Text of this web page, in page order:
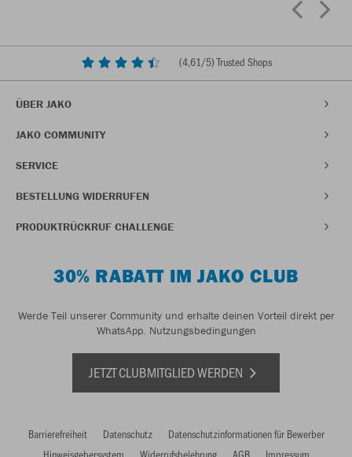
(4,61/5) Trusted Shops
ÜBER JAKO
JAKO COMMUNITY
SERVICE
BESTELLUNG WIDERRUFEN
PRODUKTRÜCKRUF CHALLENGE
30% RABATT IM JAKO CLUB
Werde Teil unserer Community und erhalte deinen Vorteil direkt per
WhatsApp. Nutzungsbedingungen
JETZT CLUBMITGLIED WERDEN
Barrierefreiheit Datenschutz
Datenschutzinformationen für Bewerber